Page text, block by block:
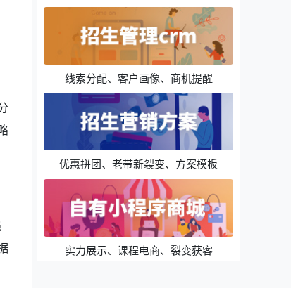
线索分配、客户画像、商机提醒
优惠拼团、老带新裂变、方案模板
实力展示、课程电商、裂变获客